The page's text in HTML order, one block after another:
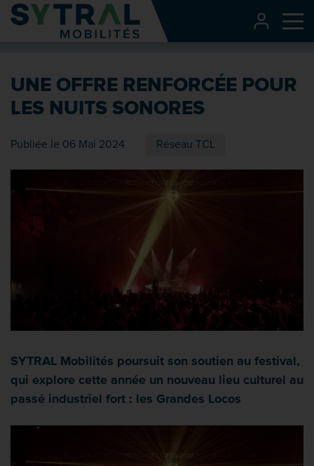
Contenu
Entête de page
Recherche
Pied de page
UNE OFFRE RENFORCÉE POUR
LES NUITS SONORES
Publiée le 06 Mai 2024 Réseau TCL
SYTRAL Mobilités poursuit son soutien au festival,
qui explore cette année un nouveau lieu culturel au
passé industriel fort : les Grandes Locos